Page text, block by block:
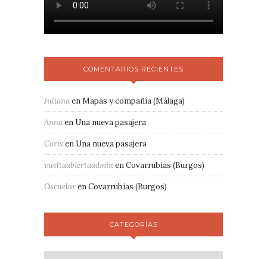
COMENTARIOS RECIENTES
JulianaenMapas y compañía (Málaga)
Annaen Una nueva pasajera
Coris en Una nueva pasajera
vueltaabiertaadminenCovarrubias (Burgos)
OscuelarenCovarrubias (Burgos)
CATEGORÍAS